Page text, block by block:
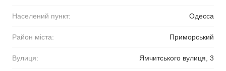
Населений пункт: Одесса
Район міста: Приморський
Вулиця: Ямчитського вулиця, 3